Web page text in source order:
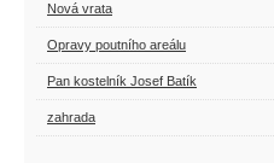
Nová vrata
Opravy poutního areálu
Pan kostelník Josef Batík
zahrada